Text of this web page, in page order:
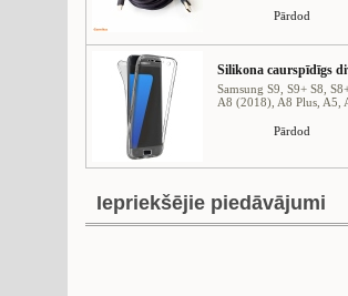
Pārdod
Silikona caurspīdīgs
Samsung S9, S9+ S8,
A8 (2018), A8 Plus, A5,
Pārdod
Iepriekšējie piedāvājumi